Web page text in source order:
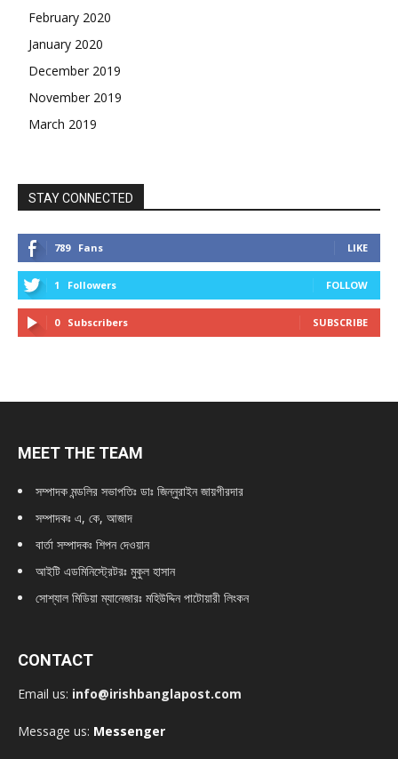
February 2020
January 2020
December 2019
November 2019
March 2019
STAY CONNECTED
789 Fans LIKE
1 Followers FOLLOW
0 Subscribers SUBSCRIBE
MEET THE TEAM
সম্পাদক মন্ডলির সভাপতিঃ ডাঃ জিন্নুরাইন জায়গীরদার
সম্পাদকঃ এ, কে, আজাদ
বার্তা সম্পাদকঃ শিপন দেওয়ান
আইটি এডমিনিস্ট্রেটরঃ মুকুল হাসান
সোশ্যাল মিডিয়া ম্যানেজারঃ মহিউদ্দিন পাটোয়ারী লিংকন
CONTACT
Email us: info@irishbanglapost.com
Message us: Messenger